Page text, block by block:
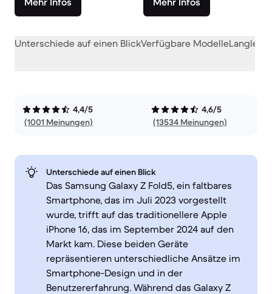
Unterschiede auf einen BlickVerfügbare Modelle
4,4/5
(1001 Meinungen)
4,6/5
(13534 Meinungen)
Unterschiede auf einen Blick
Das Samsung Galaxy Z Fold5, ein faltbares
Smartphone, das im Juli 2023 vorgestellt
wurde, trifft auf das traditionellere Apple
iPhone 16, das im September 2024 auf den
Markt kam. Diese beiden Geräte
repräsentieren unterschiedliche Ansätze im
Smartphone-Design und in der
Benutzererfahrung. Während das Galaxy Z